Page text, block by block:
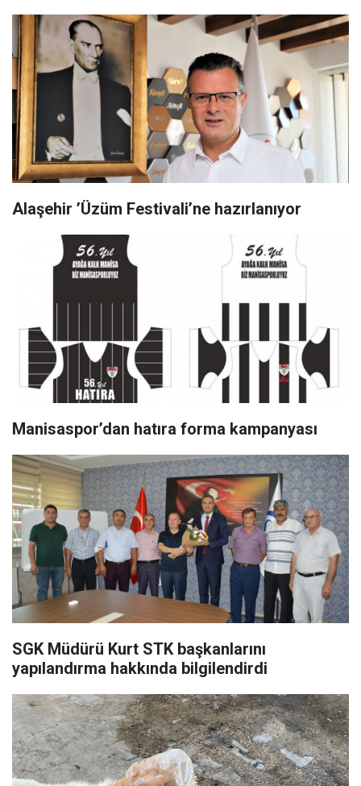
Alaşehir ’Üzüm Festivali’ne hazırlanıyor
Manisaspor’dan hatıra forma kampanyası
SGK Müdürü Kurt STK başkanlarını
yapılandırma hakkında bilgilendirdi